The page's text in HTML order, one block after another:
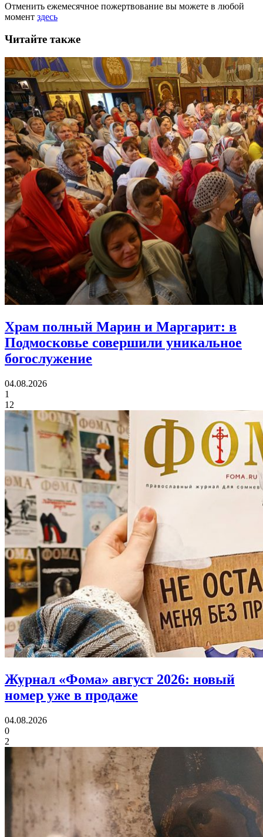
Отменить ежемесячное пожертвование вы можете в любой
момент здесь
Читайте также
Храм полный Марин и Маргарит: в
Подмосковье совершили уникальное
богослужение
04.08.2026
1
12
Журнал «Фома» август 2026: новый
номер уже в продаже
04.08.2026
0
2